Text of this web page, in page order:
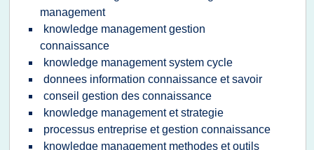
management
knowledge management gestion
connaissance
knowledge management system cycle
donnees information connaissance et savoir
conseil gestion des connaissance
knowledge management et strategie
processus entreprise et gestion connaissance
knowledge management methodes et outils